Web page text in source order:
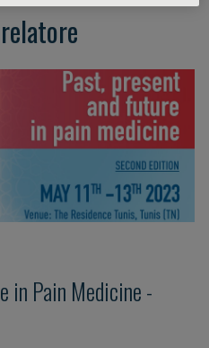
in Pain Medicine -